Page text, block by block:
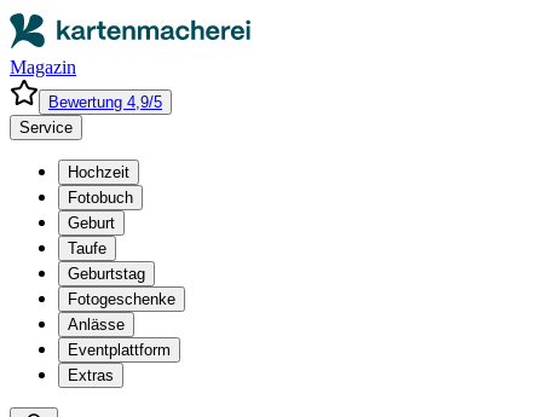
Magazin
Bewertung 4,9/5
Service
Hochzeit
Fotobuch
Geburt
Taufe
Geburtstag
Fotogeschenke
Anlässe
Eventplattform
Extras